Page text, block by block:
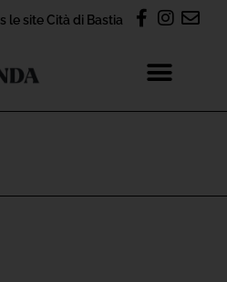
le site Cità di Bastia